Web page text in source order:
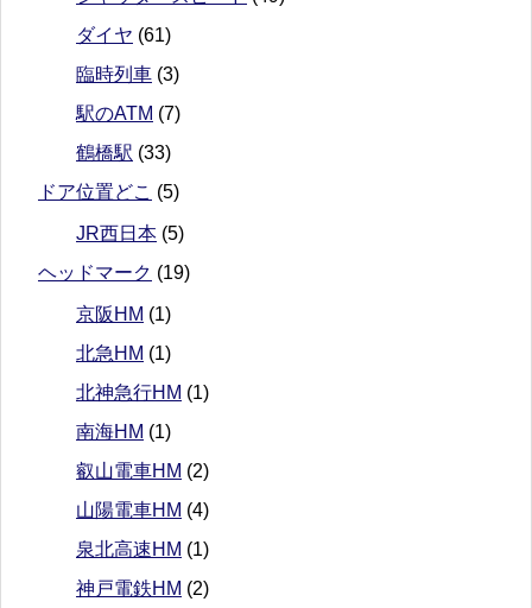
ダイヤ (61)
臨時列車 (3)
駅のATM (7)
鶴橋駅 (33)
ドア位置どこ (5)
JR西日本 (5)
ヘッドマーク (19)
京阪HM (1)
北急HM (1)
北神急行HM (1)
南海HM (1)
叡山電車HM (2)
山陽電車HM (4)
泉北高速HM (1)
神戸電鉄HM (2)